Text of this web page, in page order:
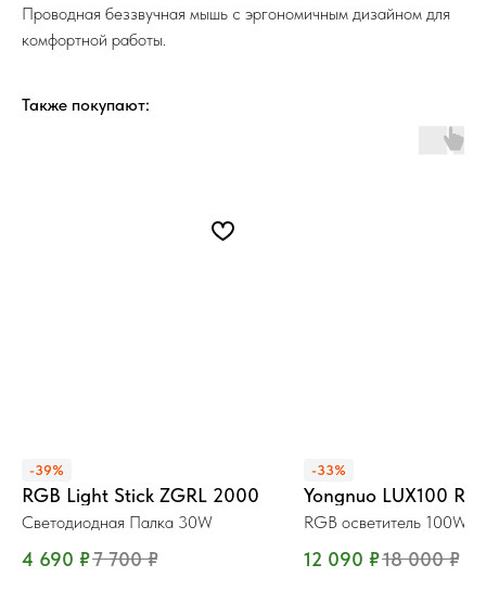
Проводная беззвучная мышь с эргономичным дизайном для
комфортной работы.
Также покупают:
-39%
RGB Light Stick ZGRL 2000
Светодиодная Палка 30W
4 690 ₽7 700 ₽
-33%
Yongnuo LUX100
RGB осветитель 100W
12 090 ₽18 000 ₽